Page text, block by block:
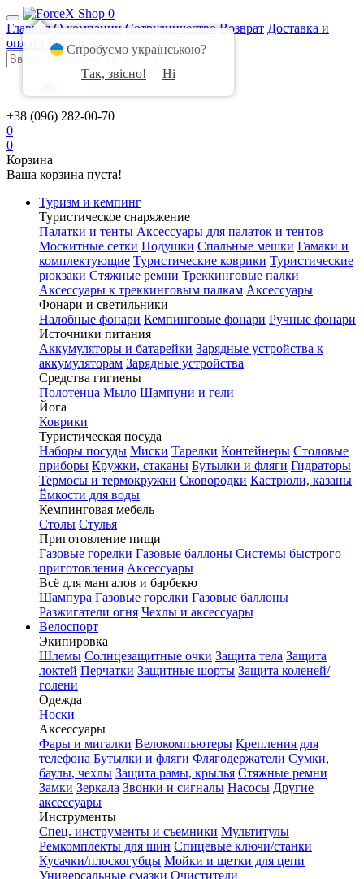
0
Главная О компании Сотрудничество Возврат Доставка и
оплата
Контакты
+38 (096) 282-00-70
0
0
Корзина
Ваша корзина пуста!
Туризм и кемпинг
Туристическое снаряжение
Палатки и тенты Аксессуары для палаток и тентов
Москитные сетки Подушки Спальные мешки Гамаки и
комплектующие Туристические коврики Туристические
рюкзаки Стяжные ремни Треккинговые палки
Аксессуары к треккинговым палкам Аксессуары
Фонари и светильники
Налобные фонари Кемпинговые фонари Ручные фонари
Источники питания
Аккумуляторы и батарейки Зарядные устройства к
аккумуляторам Зарядные устройства
Средства гигиены
Полотенца Мыло Шампуни и гели
Йога
Коврики
Туристическая посуда
Наборы посуды Миски Тарелки Контейнеры Столовые
приборы Кружки, стаканы Бутылки и фляги Гидраторы
Термосы и термокружки Сковородки Кастрюли, казаны
Ёмкости для воды
Кемпинговая мебель
Столы Стулья
Приготовление пищи
Газовые горелки Газовые баллоны Системы быстрого
приготовления Аксессуары
Всё для мангалов и барбекю
Шампура Газовые горелки Газовые баллоны
Разжигатели огня Чехлы и аксессуары
Велоспорт
Экипировка
Шлемы Солнцезащитные очки Защита тела Защита
локтей Перчатки Защитные шорты Защита коленей/
голени
Одежда
Носки
Аксессуары
Фары и мигалки Велокомпьютеры Крепления для
телефона Бутылки и фляги Флягодержатели Сумки,
баулы, чехлы Защита рамы, крылья Стяжные ремни
Замки Зеркала Звонки и сигналы Насосы Другие
аксессуары
Инструменты
Спец. инструменты и съемники Мультитулы
Ремкомплекты для шин Спицевые ключи/станки
Кусачки/плоскогубцы Мойки и щетки для цепи
Универсальные смазки Очистители
Спробуємо українською?
Так, звісно!
Ні